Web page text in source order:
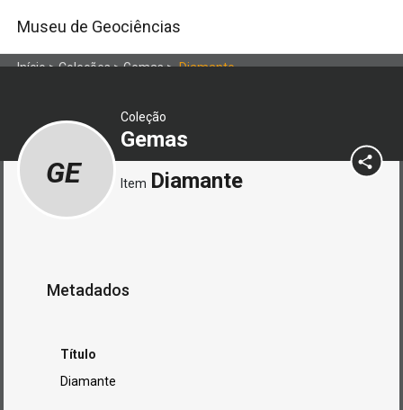
Museu de Geociências
Início>Coleções>Gemas>Diamante
Coleção
Gemas
GE Item Diamante
Metadados
Título
Diamante